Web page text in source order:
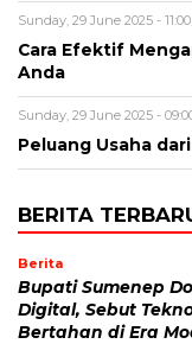
Sunday, 29 June 2025 -
Cara Efektif
Anda
Sunday, 29 June 2025 -
Peluang Usaha
BERITA
Berita
Bupati Sumenep
Digital, Sebut
Bertahan di Era